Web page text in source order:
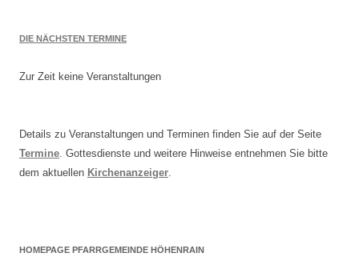
DIE NÄCHSTEN TERMINE
Zur Zeit keine Veranstaltungen
Details zu Veranstaltungen und Terminen finden Sie auf der Seite
Termine. Gottesdienste und weitere Hinweise entnehmen Sie bitte
dem aktuellen Kirchenanzeiger.
HOMEPAGE PFARRGEMEINDE HÖHENRAIN